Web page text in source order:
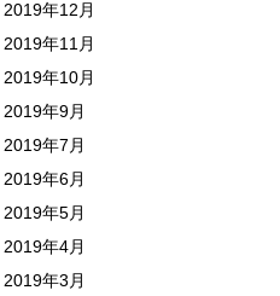
2019年12月
2019年11月
2019年10月
2019年9月
2019年7月
2019年6月
2019年5月
2019年4月
2019年3月